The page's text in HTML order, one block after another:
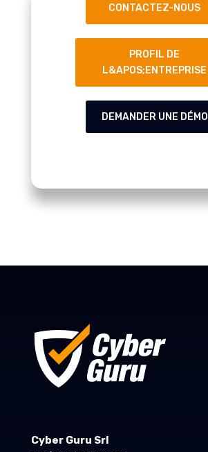
CONTACTEZ-NOUS
PROFIL DE
L&APOS;ENTREPRISE
DEMANDER UNE DÉMO
Cyber Guru Srl